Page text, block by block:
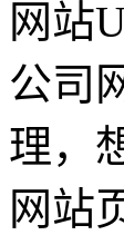
网站
公司
理，
网站